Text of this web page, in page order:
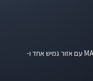
כיריים אינדוקציה 80 ס"מ קו עיצוב MATTBLACK עם אזור גמיש אחד ו-